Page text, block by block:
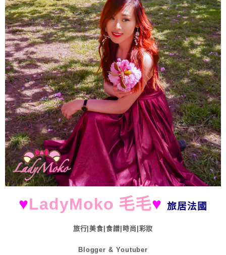
♥LadyMoko 毛毛♥旅居法國
旅行|美食|食譜|時尚|彩妝
Blogger & Youtuber